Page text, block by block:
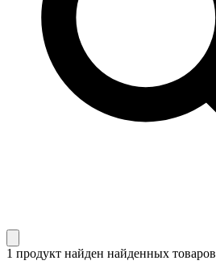
1 продукт найден найденных товаров